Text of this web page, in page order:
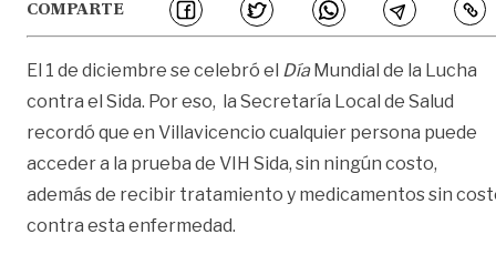
COMPARTE
El 1 de diciembre se celebró el DíaMundial de la Lucha
contra el Sida. Por eso, la Secretaría Local de Salud
recordó que en Villavicencio cualquier persona puede
acceder a la prueba de VIH Sida, sin ningún costo,
además de recibir tratamiento y medicamentos sin
contra esta enfermedad.